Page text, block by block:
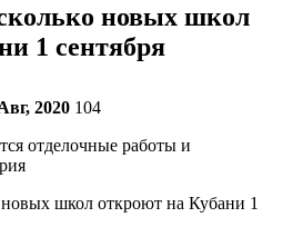
новых школ
1 сентября
2020 104
отделочные работы и